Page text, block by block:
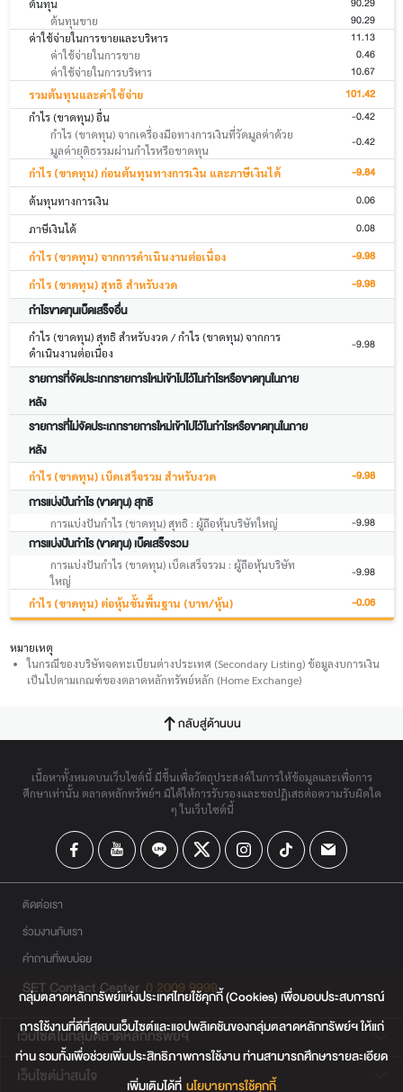
ต้นทุน 90.29
ต้นทุนขาย 90.29
ค่าใช้จ่ายในการขายและบริหาร 11.13
ค่าใช้จ่ายในการขาย 0.46
ค่าใช้จ่ายในการบริหาร 10.67
รวมต้นทุนและค่าใช้จ่าย 101.42
กำไร (ขาดทุน) อื่น -0.42
กำไร (ขาดทุน) จากเครื่องมือทางการเงินที่วัดมูลค่าด้วย
มูลค่ายุติธรรมผ่านกำไรหรือขาดทุน
-0.42
กำไร (ขาดทุน) ก่อนต้นทุนทางการเงิน และภาษีเงินได้ -9.84
ต้นทุนทางการเงิน 0.06
ภาษีเงินได้ 0.08
กำไร (ขาดทุน) จากการดำเนินงานต่อเนื่อง -9.98
กำไร (ขาดทุน) สุทธิ สำหรับงวด -9.98
กำไรขาดทุนเบ็ดเสร็จอื่น
กำไร (ขาดทุน) สุทธิ สำหรับงวด / กำไร (ขาดทุน) จากการ
ดำเนินงานต่อเนื่อง
-9.98
รายการที่จัดประเภทรายการใหม่เข้าไปไว้ในกำไรหรือขาดทุนในภาย
หลัง
รายการที่ไม่จัดประเภทรายการใหม่เข้าไปไว้ในกำไรหรือขาดทุนในภาย
หลัง
กำไร (ขาดทุน) เบ็ดเสร็จรวม สำหรับงวด -9.98
การแบ่งปันกำไร (ขาดทุน) สุทธิ
การแบ่งปันกำไร (ขาดทุน) สุทธิ : ผู้ถือหุ้นบริษัทใหญ่ -9.98
การแบ่งปันกำไร (ขาดทุน) เบ็ดเสร็จรวม
การแบ่งปันกำไร (ขาดทุน) เบ็ดเสร็จรวม : ผู้ถือหุ้นบริษัท
ใหญ่
-9.98
กำไร (ขาดทุน) ต่อหุ้นขั้นพื้นฐาน (บาท/หุ้น) -0.06
หมายเหตุ
ในกรณีของบริษัทจดทะเบียนต่างประเทศ (Secondary Listing) ข้อมูลงบการเงิน
เป็นไปตามเกณฑ์ของตลาดหลักทรัพย์หลัก (Home Exchange)
กลับสู่ด้านบน
เนื้อหาทั้งหมดบนเว็บไซต์นี้ มีขึ้นเพื่อวัตถุประสงค์ในการให้ข้อมูลและเพื่อการ
ศึกษาเท่านั้น ตลาดหลักทรัพย์ฯ มิได้ให้การรับรองและขอปฏิเสธต่อความรับผิดใด
ๆ ในเว็บไซต์นี้
ติดต่อเรา
ร่วมงานกับเรา
คำถามที่พบบ่อย
SET Contact Center 0 2009 9999
เว็บไซต์ในกลุ่มตลาดหลักทรัพย์ฯ
เว็บไซต์น่าสนใจ
กลุ่มตลาดหลักทรัพย์แห่งประเทศไทยใช้คุกกี้ (Cookies) เพื่อมอบประสบการณ์
การใช้งานที่ดีที่สุดบนเว็บไซต์และแอปพลิเคชันของกลุ่มตลาดหลักทรัพย์ฯ ให้แก่
ท่าน รวมทั้งเพื่อช่วยเพิ่มประสิทธิภาพการใช้งาน ท่านสามารถศึกษารายละเอียด
เพิ่มเติมได้ที่ นโยบายการใช้คุกกี้